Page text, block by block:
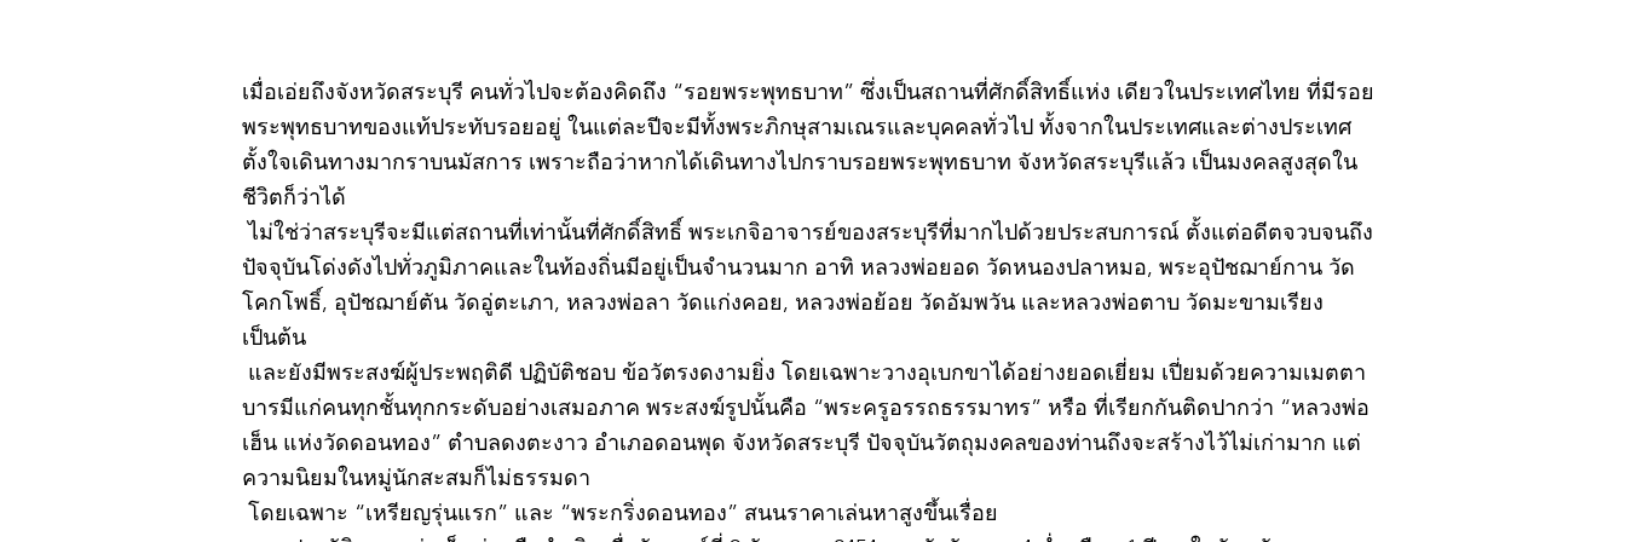
เมื่อเอ่ยถึงจังหวัดสระบุรี คนทั่วไปจะต้องคิดถึง “รอยพระพุทธบาท” ซึ่งเป็นสถานที่ศักดิ์สิทธิ์แห่ง เดียวในประเทศไทย ที่มีรอย
พระพุทธบาทของแท้ประทับรอยอยู่ ในแต่ละปีจะมีทั้งพระภิกษุสามเณรและบุคคลทั่วไป ทั้งจากในประเทศและต่างประเทศ
ตั้งใจเดินทางมากราบนมัสการ เพราะถือว่าหากได้เดินทางไปกราบรอยพระพุทธบาท จังหวัดสระบุรีแล้ว เป็นมงคลสูงสุดใน
ชีวิตก็ว่าได้
ไม่ใช่ว่าสระบุรีจะมีแต่สถานที่เท่านั้นที่ศักดิ์สิทธิ์ พระเกจิอาจารย์ของสระบุรีที่มากไปด้วยประสบการณ์ ตั้งแต่อดีตจวบจนถึง
ปัจจุบันโด่งดังไปทั่วภูมิภาคและในท้องถิ่นมีอยู่เป็นจำนวนมาก อาทิ หลวงพ่อยอด วัดหนองปลาหมอ, พระอุปัชฌาย์กาน วัด
โคกโพธิ์, อุปัชฌาย์ตัน วัดอู่ตะเภา, หลวงพ่อลา วัดแก่งคอย, หลวงพ่อย้อย วัดอัมพวัน และหลวงพ่อตาบ วัดมะขามเรียง
เป็นต้น
และยังมีพระสงฆ์ผู้ประพฤติดี ปฏิบัติชอบ ข้อวัตรงดงามยิ่ง โดยเฉพาะวางอุเบกขาได้อย่างยอดเยี่ยม เปี่ยมด้วยความเมตตา
บารมีแก่คนทุกชั้นทุกกระดับอย่างเสมอภาค พระสงฆ์รูปนั้นคือ “พระครูอรรถธรรมาทร” หรือ ที่เรียกกันติดปากว่า “หลวงพ่อ
เฮ็น แห่งวัดดอนทอง” ตำบลดงตะงาว อำเภอดอนพุด จังหวัดสระบุรี ปัจจุบันวัตถุมงคลของท่านถึงจะสร้างไว้ไม่เก่ามาก แต่
ความนิยมในหมู่นักสะสมก็ไม่ธรรมดา
โดยเฉพาะ “เหรียญรุ่นแรก” และ “พระกริ่งดอนทอง” สนนราคาเล่นหาสูงขึ้นเรื่อย